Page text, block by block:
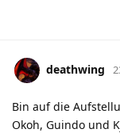
deathwing
Bin auf die
Okoh, Guindo und